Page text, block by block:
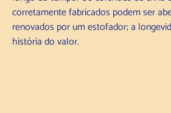
corretamente fabricados podem ser
renovados por um estofador; a
história do valor.